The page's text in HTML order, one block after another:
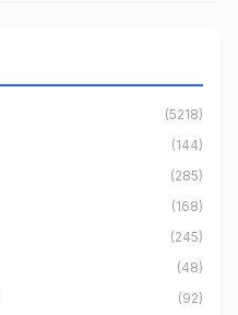
(5218)
(144)
(285)
(168)
(245)
(48)
(92)